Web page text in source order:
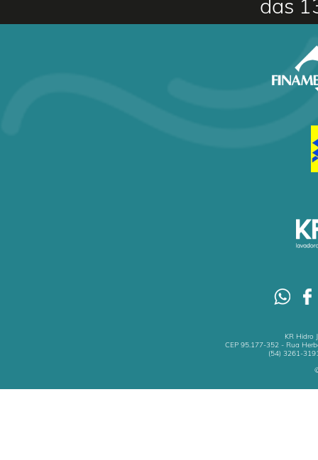
das
KR Hidro
CEP 95.177-352 - Rua
(54) 3261-